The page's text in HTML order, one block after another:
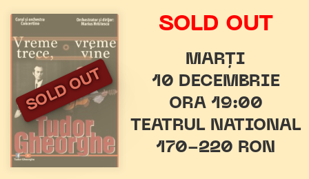
SOLD OUT
SOLD OUT
MARȚI
10 DECEMBRIE
ORA 19:00
TEATRUL NATIONAL
170-220 RON